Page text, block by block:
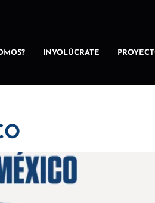
INVOLÚCRATE